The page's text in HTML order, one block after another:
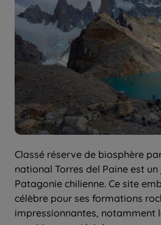
Classé réserve de biosphère par
national Torres del Paine est
Patagonie chilienne. Ce site
célèbre pour ses formations
impressionnantes, notamment